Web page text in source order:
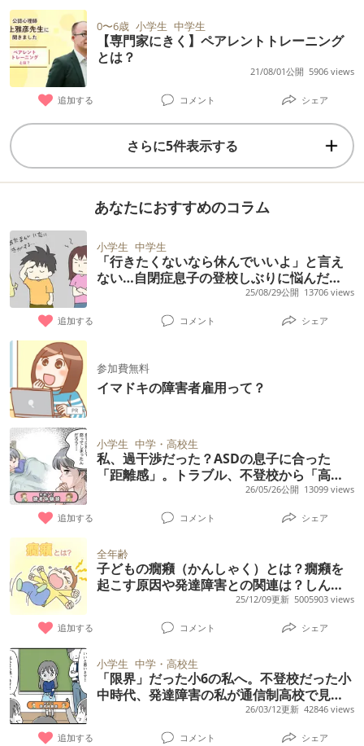
0〜6歳 小学生 中学生
【専門家にきく】ペアレントトレーニング
とは？
21/08/01公開 5906 views
追加する コメント シェア
さらに5件表示する
あなたにおすすめのコラム
小学生 中学生
「行きたくないなら休んでいいよ」と言え
ない…自閉症息子の登校しぶりに悩んだ
25/08/29公開 13706 views
追加する コメント シェア
参加費無料
イマドキの障害者雇用って？
小学生 中学・高校生
私、過干渉だった？ASDの息子に合った
「距離感」。トラブル、不登校から「高
専」合格へ【読者体験談】26/05/26公開 13099 views
追加する コメント シェア
全年齢
子どもの癇癪（かんしゃく）とは？癇癪を
起こす原因や発達障害との関連は？しんど
いときの対応方法、相談先まとめ【専門家
25/12/09更新 5005903 views
追加する コメント シェア
小学生 中学・高校生
「限界」だった小6の私へ。不登校だった小
中時代、発達障害の私が通信制高校で見つ
けた居場所【読者体験談】26/03/12更新 42846 views
追加する コメント シェア